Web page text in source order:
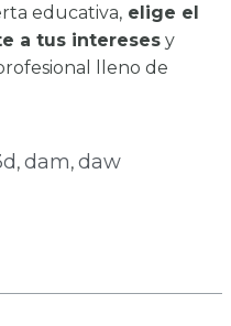
educativa, elige el
a tus intereses y
lleno de
, dam, daw